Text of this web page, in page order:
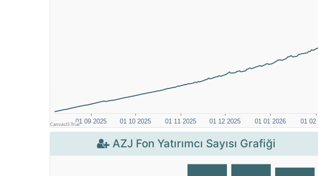
AZJ Fon Yatırımcı Sayısı Grafiği